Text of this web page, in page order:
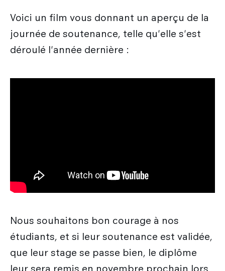
Voici un film vous donnant un aperçu de la
journée de soutenance, telle qu'elle s'est
déroulé l'année dernière :
Nous souhaitons bon courage à nos
étudiants, et si leur soutenance est validée,
que leur stage se passe bien, le diplôme